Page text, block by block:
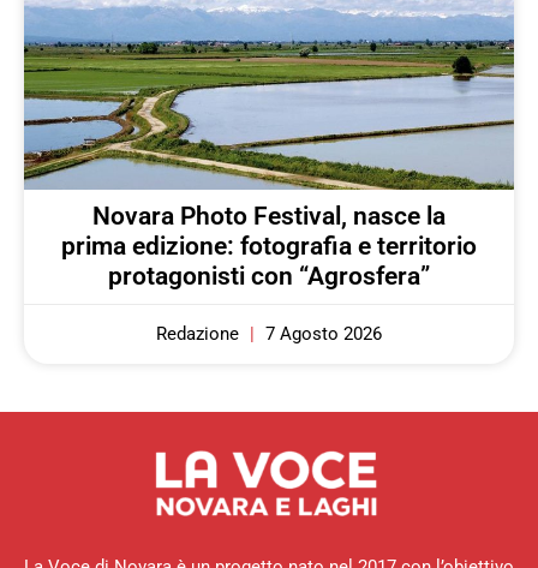
Novara Photo Festival, nasce la
prima edizione: fotografia e territorio
protagonisti con “Agrosfera”
Redazione 7 Agosto 2026